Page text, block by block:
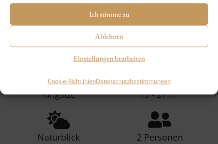
Ich stimme zu
Ablehnen
Einstellungen bearbeiten
Cookie-RichtlinienDatenschutzbestimmungen
Kingsize 15 - 27 m²
Naturblick 2 Personen